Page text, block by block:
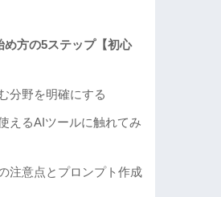
方の5ステップ【初心
分野を明確にする
えるAIツールに触れてみ
注意点とプロンプト作成